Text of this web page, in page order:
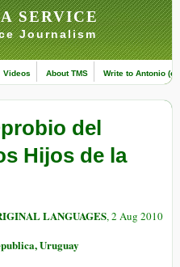
SERVICE
Journalism
Videos About TMS Write to Antonio
del
Hijos de la
LANGUAGES, 2 Aug 2010
Uruguay